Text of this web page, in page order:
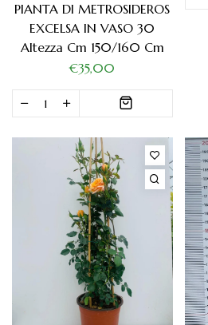
PIANTA DI METROSIDEROS
EXCELSA IN VASO 30
Altezza Cm 150/160 Cm
€35,00